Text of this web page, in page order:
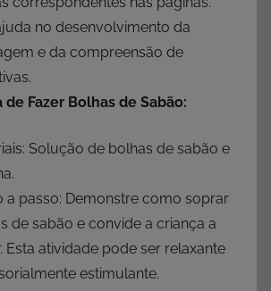
no desenvolvimento da
e da compreensão de
de Fazer Bolhas de Sabão:
Solução de bolhas de sabão e
a passo: Demonstre como soprar
de sabão e convide a criança a
Esta atividade pode ser relaxante
estimulante.